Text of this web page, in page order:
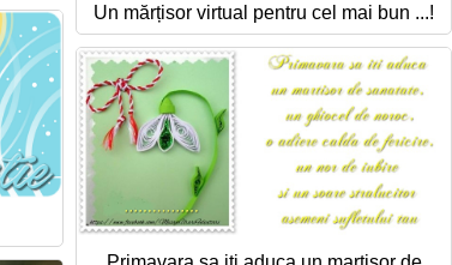
Un mărțisor virtual pentru cel mai bun ...!